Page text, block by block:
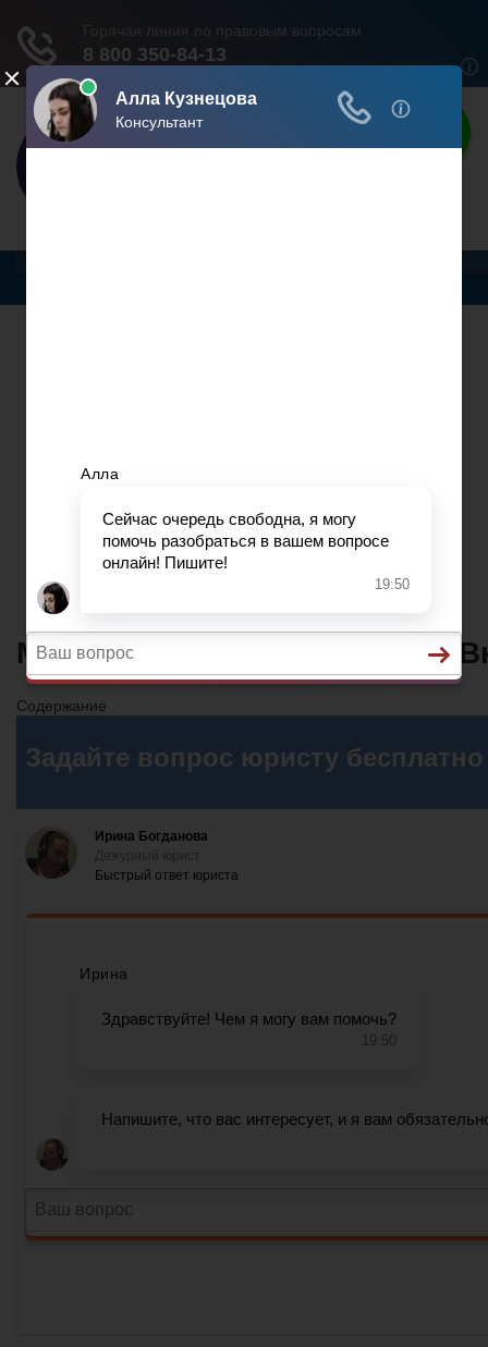
Ваши права
Автомобильное Право
Жилищное Право
Законы И Кодексы
Миграционное Право
Автомобильное Право
Может Ли Бабушка Лететь С
Содержание